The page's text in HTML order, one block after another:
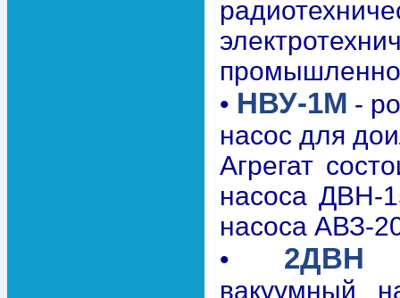
• НВУ-1М -
насос для
Агрегат
насоса ДВН-
насоса АВЗ-
• 2ДВН
вакуумный